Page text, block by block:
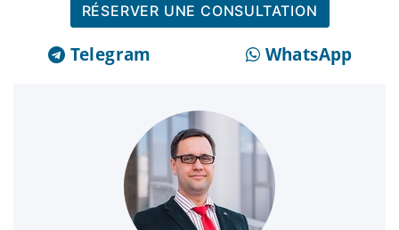
RÉSERVER UNE CONSULTATION
Telegram WhatsApp